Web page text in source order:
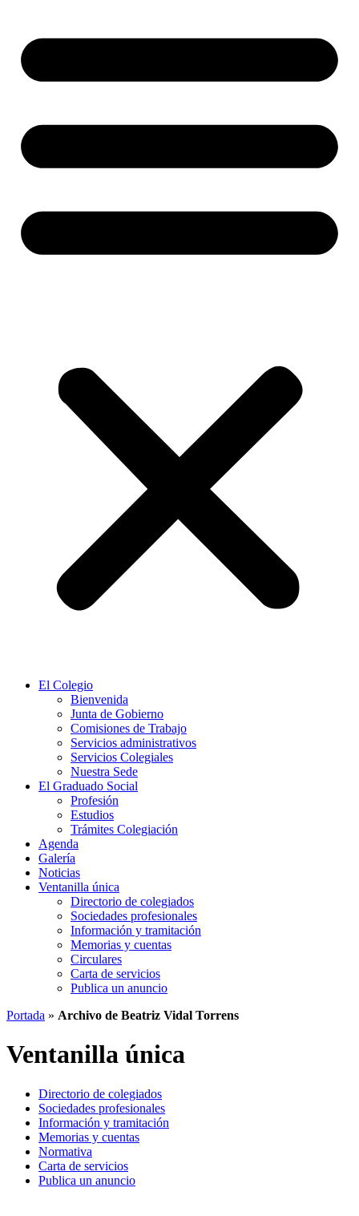
El Colegio
Bienvenida
Junta de Gobierno
Comisiones de Trabajo
Servicios administrativos
Servicios Colegiales
Nuestra Sede
El Graduado Social
Profesión
Estudios
Trámites Colegiación
Agenda
Galería
Noticias
Ventanilla única
Directorio de colegiados
Sociedades profesionales
Información y tramitación
Memorias y cuentas
Circulares
Carta de servicios
Publica un anuncio
Portada » Archivo de Beatriz Vidal Torrens
Ventanilla única
Directorio de colegiados
Sociedades profesionales
Información y tramitación
Memorias y cuentas
Normativa
Carta de servicios
Publica un anuncio